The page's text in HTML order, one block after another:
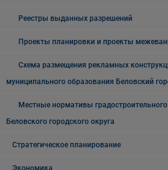
Реестры выданных разрешений
Проекты планировки и проекты
Схема размещения рекламных
муниципального образования Беловский
Местные нормативы
Беловского городского округа
Стратегическое планирование
Экономика